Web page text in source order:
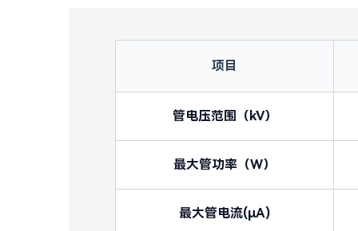
项目
管电压范围（kV）
最大管功率（W）
最大管电流(μA)